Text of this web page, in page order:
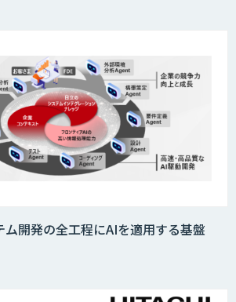
KIBIT Amanogawa
ム開発の全工程にAIを適用する基盤